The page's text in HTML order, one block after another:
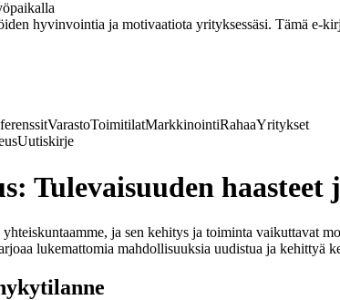
hyvinvointia ja motivaatiota yrityksessäsi. Tämä e-
VarastoToimitilatMarkkinointiRahaaYritykset
Uutiskirje
Tulevaisuuden haasteet
ja sen kehitys ja toiminta vaikuttavat
lukemattomia mahdollisuuksia uudistua ja kehittyä